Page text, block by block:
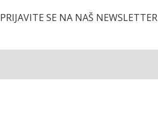
PRIJAVITE SE NA NAŠ NEWSLETTER